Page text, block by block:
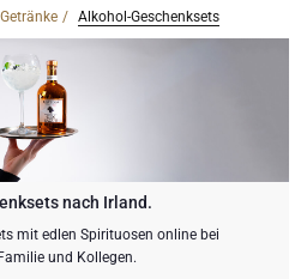
Geschenke
Champagner
Wein
Champagner
Alkohol-Geschenksets
nach Irland.
mit edlen Spirituosen online bei
und Kollegen.